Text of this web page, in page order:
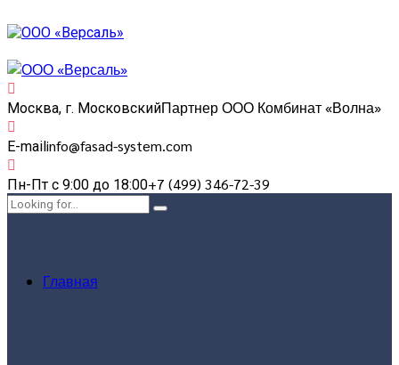
Москва, г. МосковскийПартнер ООО Комбинат «Волна»
E-mailinfo@fasad-system.com
Пн-Пт с 9:00 до 18:00+7 (499) 346-72-39
Главная